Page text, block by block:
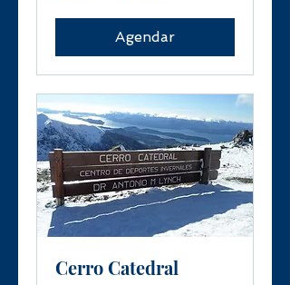
Agendar
Cerro Catedral